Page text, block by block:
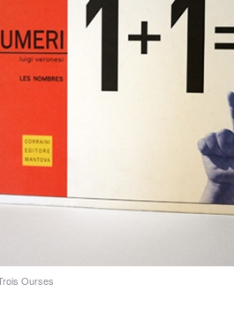
Ourses